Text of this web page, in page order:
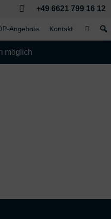
 +49 6621 799 16 12
Angebote Kontakt
möglich